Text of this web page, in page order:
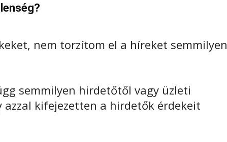
nem torzítom el a híreket semmilyen
semmilyen hirdetőtől vagy üzleti
kifejezetten a hirdetők érdekeit